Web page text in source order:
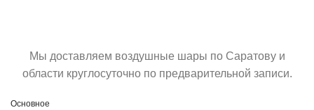
Мы доставляем воздушные шары по Саратову и
области круглосуточно по предварительной записи.
Основное